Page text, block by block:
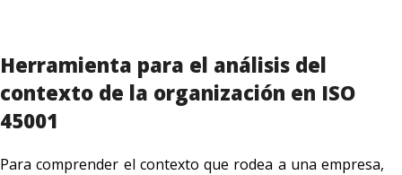
Herramienta para el análisis del
contexto de la organización en ISO
45001
Para comprender el contexto que rodea a una empresa,